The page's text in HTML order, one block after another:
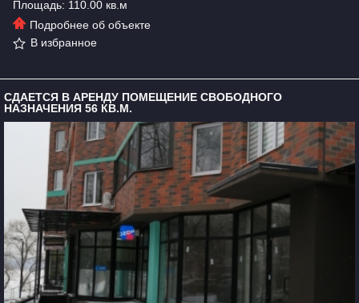
Площадь: 110.00 кв.м
Подробнее об объекте
В избранное
СДАЕТСЯ В АРЕНДУ ПОМЕЩЕНИЕ СВОБОДНОГО
НАЗНАЧЕНИЯ 56 КВ.М.